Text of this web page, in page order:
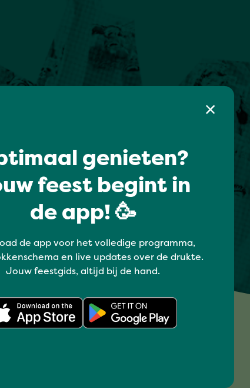
genieten?
feest begint in
de app! 🥳
de app voor het volledige programma,
en live updates over de drukte.
Jouw feestgids, altijd bij de hand.
nieuwsbrief!